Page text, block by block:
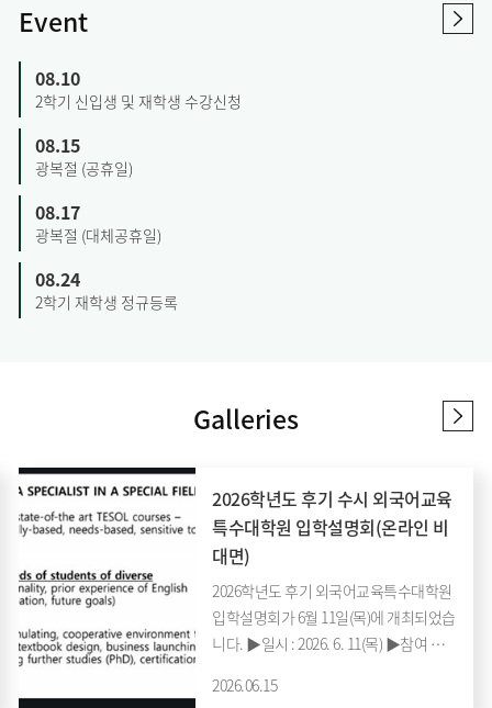
Event
08.10
2학기 신입생 및 재학생 수강신청
08.15
광복절 (공휴일)
08.17
광복절 (대체공휴일)
08.24
2학기 재학생 정규등록
Galleries
2026학년도 후기 수시 외국어교육
특수대학원 입학설명회(온라인 비
대면)
2026학년도 후기 외국어교육특수대학원
입학설명회가 6월 11일(목)에 개최되었습
니다. ▶일시 : 2026. 6. 11(목) ▶참여 학
국어교육학과 ▶방법 : 비대면 Zoom 회
2026.06.15